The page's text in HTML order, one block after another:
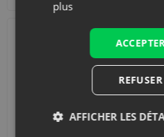
Accessoires et
plus
AFFICHER LES